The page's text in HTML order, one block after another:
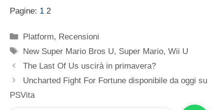
Pagine: 1 2
Categorie
Platform, Recensioni
Tag
New Super Mario Bros U, Super Mario,Wii U
The Last Of Us uscirà in primavera?
Uncharted Fight For Fortune disponibile da oggi su
PSVita